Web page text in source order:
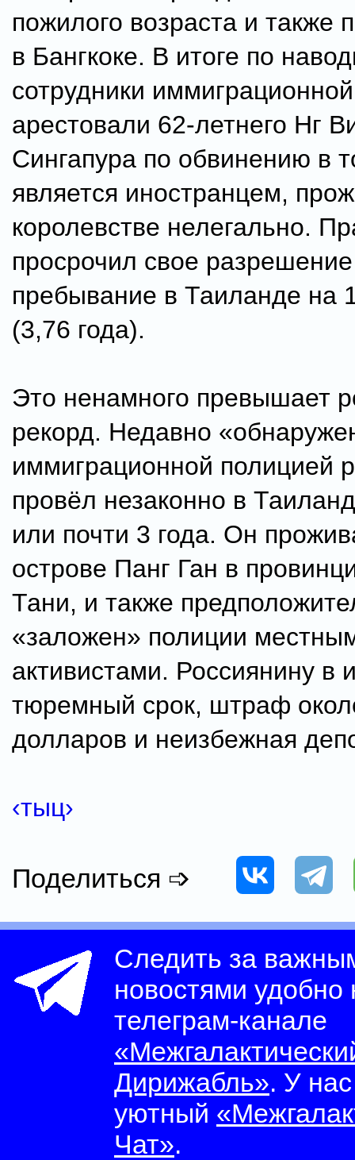
пожилого возраста и
в Бангкоке. В итоге по
сотрудники
арестовали 62-летнего Нг
Сингапура по обвинению в
является иностранцем,
королевстве нелегально.
просрочил свое
пребывание в Таиланде на
(3,76 года).
Это ненамного превышает
рекорд. Недавно
иммиграционной полицией
провёл незаконно в
или почти 3 года. Он
острове Панг Ган в
Тани, и также
«заложен» полиции
активистами. Россиянину в
тюремный срок, штраф
долларов и неизбежная
‹тыц›
Поделиться ➩
Следить за
новостями
телеграм-канале
Дирижабль». У
уютный
Чат».